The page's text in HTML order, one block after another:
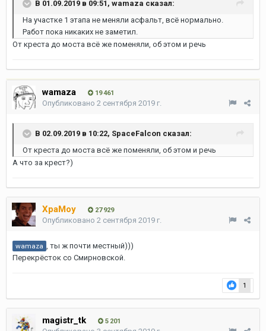
В 01.09.2019 в 09:51, wamaza сказал:
На участке 1 этапа не меняли асфальт, всё нормально.
Работ пока никаких не заметил.
От креста до моста всё же поменяли, об этом и речь
wamaza 19 461
Опубликовано 2 сентября 2019 г.
В 02.09.2019 в 10:22, SpaceFalcon сказал:
От креста до моста всё же поменяли, об этом и речь
А что за крест?)
XpaMoy 27 929
Опубликовано 2 сентября 2019 г.
wamaza
, ты ж почти местный)))
Перекрёсток со Смирновской.
1
magistr_tk 5 201